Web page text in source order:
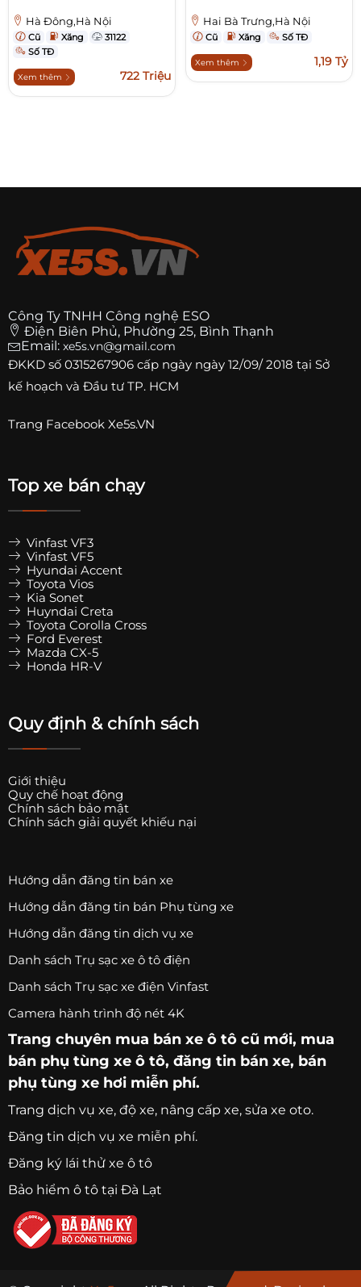
Hà Đông,Hà Nội
Cũ Xăng
31122
Số TĐ
Xem thêm 722 Triệu
Hai Bà Trưng,Hà Nội
Cũ Xăng Số TĐ
Xem thêm 1,19 Tỷ
Công Ty TNHH Công nghệ ESO
Điện Biên Phủ, Phường 25, Bình Thạnh
Email: xe5s.vn@gmail.com
ĐKKD số 0315267906 cấp ngày ngày 12/09/ 2018 tại Sở
kế hoạch và Đầu tư TP. HCM
Trang Facebook Xe5s.VN
Top xe bán chạy
Vinfast VF3
Vinfast VF5
Hyundai Accent
Toyota Vios
Kia Sonet
Huyndai Creta
Toyota Corolla Cross
Ford Everest
Mazda CX-5
Honda HR-V
Quy định & chính sách
Giới thiệu
Quy chế hoạt động
Chính sách bảo mật
Chính sách giải quyết khiếu nại
Hướng dẫn đăng tin bán xe
Hướng dẫn đăng tin bán Phụ tùng xe
Hướng dẫn đăng tin dịch vụ xe
Danh sách Trụ sạc xe ô tô điện
Danh sách Trụ sạc xe điện Vinfast
Camera hành trình độ nét 4K
Trang chuyên mua bán xe ô tô cũ mới, mua
bán phụ tùng xe ô tô, đăng tin bán xe, bán
phụ tùng xe hơi miễn phí.
Trang dịch vụ xe, độ xe, nâng cấp xe, sửa xe oto.
Đăng tin dịch vụ xe miễn phí.
Đăng ký lái thử xe ô tô
Bảo hiểm ô tô tại Đà Lạt